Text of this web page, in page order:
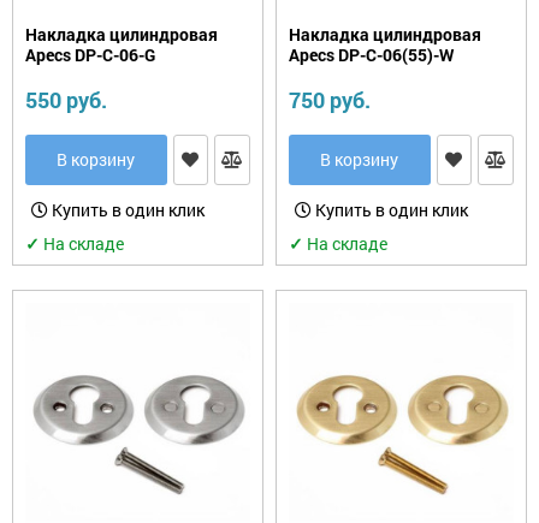
Накладка цилиндровая
Apecs DP-C-06-G
550 руб.
В корзину
Купить в один клик
✓ На складе
Накладка цилиндровая
Apecs DP-C-06(55)-W
750 руб.
В корзину
Купить в один клик
✓ На складе